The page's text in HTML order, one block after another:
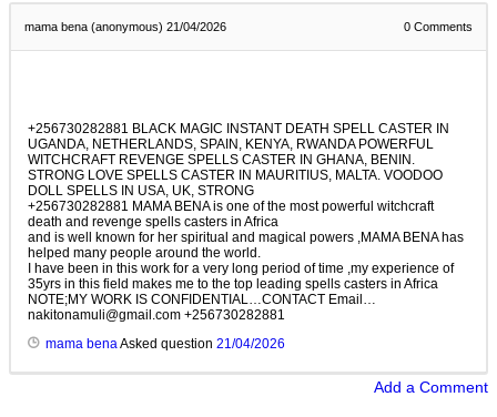
mama bena (anonymous) 21/04/2026 0 Comments
+256730282881 BLACK MAGIC INSTANT DEATH SPELL CASTER IN
UGANDA, NETHERLANDS, SPAIN, KENYA, RWANDA POWERFUL
WITCHCRAFT REVENGE SPELLS CASTER IN GHANA, BENIN.
STRONG LOVE SPELLS CASTER IN MAURITIUS, MALTA. VOODOO
DOLL SPELLS IN USA, UK, STRONG
+256730282881 MAMA BENA is one of the most powerful witchcraft
death and revenge spells casters in Africa
and is well known for her spiritual and magical powers ,MAMA BENA has
helped many people around the world.
I have been in this work for a very long period of time ,my experience of
35yrs in this field makes me to the top leading spells casters in Africa
NOTE;MY WORK IS CONFIDENTIAL…CONTACT Email…
nakitonamuli@gmail.com +256730282881
mama benaAsked question 21/04/2026
Add a Comment